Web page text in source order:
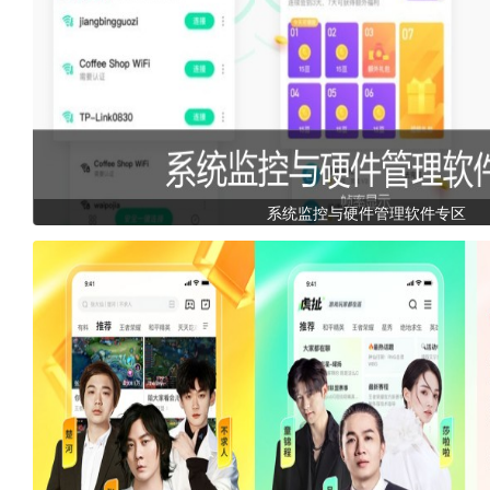
系统监控与硬件管理软件专区